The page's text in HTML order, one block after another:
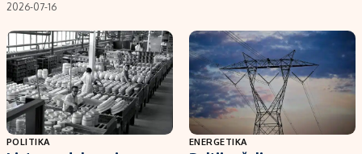
2026-07-16
POLITIKA ENERGETIKA